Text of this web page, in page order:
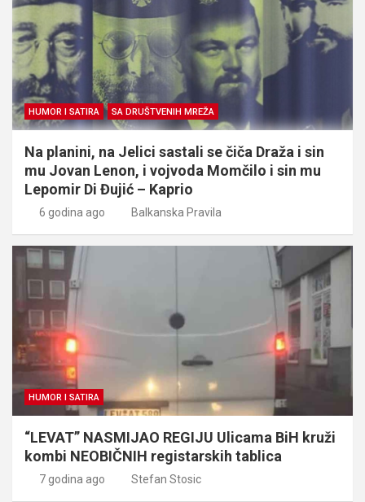
HUMOR I SATIRA SA DRUŠTVENIH MREŽA
Na planini, na Jelici sastali se čiča Draža i sin
mu Jovan Lenon, i vojvoda Momčilo i sin mu
Lepomir Di Đujić – Kaprio
6 godina ago Balkanska Pravila
HUMOR I SATIRA
“LEVAT” NASMIJAO REGIJU Ulicama BiH kruži
kombi NEOBIČNIH registarskih tablica
7 godina ago Stefan Stosic